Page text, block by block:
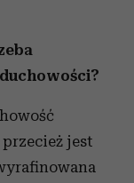
jest